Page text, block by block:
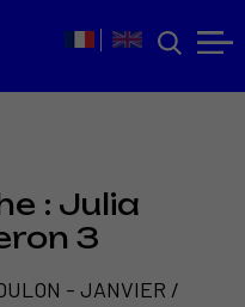
: Julia
3
- JANVIER /